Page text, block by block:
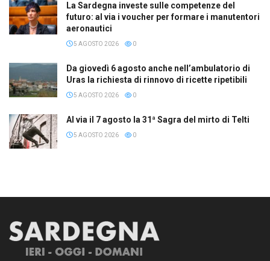
La Sardegna investe sulle competenze del
futuro: al via i voucher per formare i manutentori
aeronautici
5 AGOSTO 2026 0
Da giovedì 6 agosto anche nell’ambulatorio di
Uras la richiesta di rinnovo di ricette ripetibili
5 AGOSTO 2026 0
Al via il 7 agosto la 31ª Sagra del mirto di Telti
5 AGOSTO 2026 0